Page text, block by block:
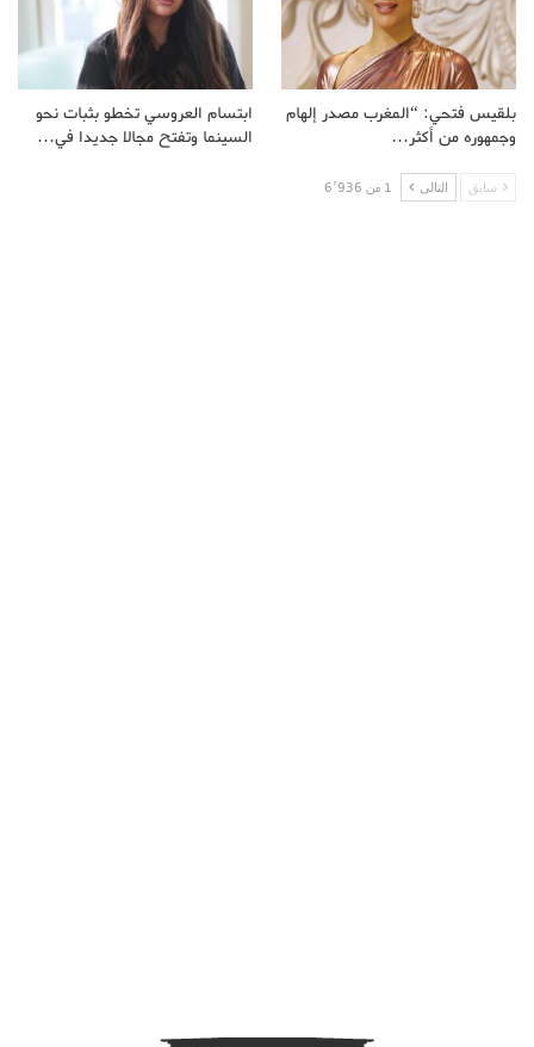
بلقيس فتحي: “المغرب مصدر إلهام
وجمهوره من أكثر…
ابتسام العروسي تخطو بثبات نحو
السينما وتفتح مجالا جديدا في…
سابق التالى 1 من 6٬936